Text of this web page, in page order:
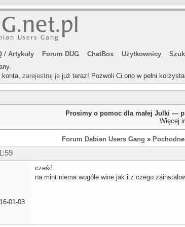
/ Artykuły Forum DUG ChatBox Użytkownicy
konta, zarejestruj je już teraz! Pozwoli Ci ono w pełni
Prosimy o pomoc dla małej Julki —
Więcej
Forum Debian Users Gang »
01-03
cześć
na mint niema wogóle wine jak i z czego